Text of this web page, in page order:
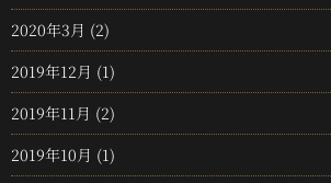
2020年3月 (2)
2019年12月 (1)
2019年11月 (2)
2019年10月 (1)